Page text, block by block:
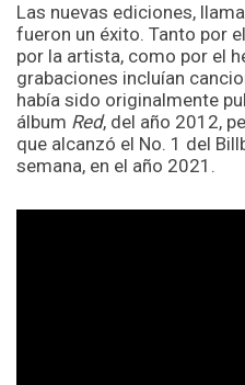
Las nuevas ediciones,
fueron un éxito. Tanto por
por la artista, como por el
grabaciones incluían
había sido originalmente
álbum Red, del año 2012,
que alcanzó el No. 1 del
semana, en el año 2021.